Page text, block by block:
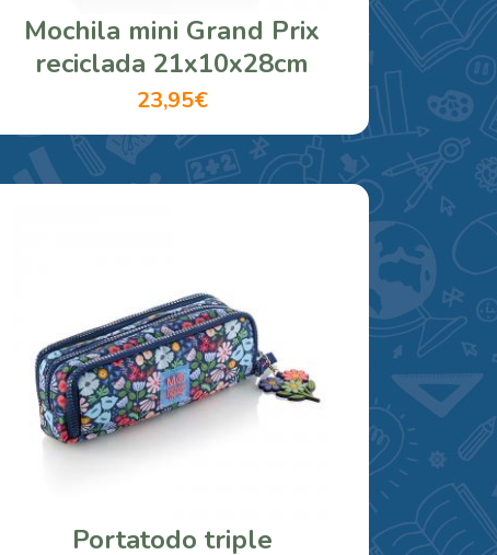
Mochila mini Grand Prix
reciclada 21x10x28cm
23,95€
Portatodo triple